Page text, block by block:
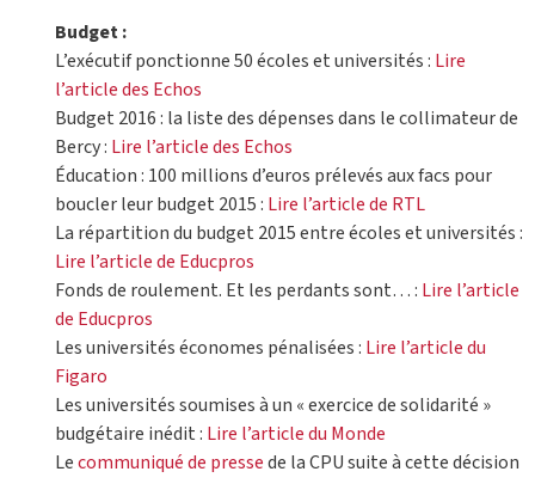
Budget :
L’exécutif ponctionne 50 écoles et universités : Lire
l’article des Echos
Budget 2016 : la liste des dépenses dans le collimateur de
Bercy : Lire l’article des Echos
Éducation : 100 millions d’euros prélevés aux facs pour
boucler leur budget 2015 : Lire l’article de RTL
La répartition du budget 2015 entre écoles et universités :
Lire l’article de Educpros
Fonds de roulement. Et les perdants sont… : Lire l’article
de Educpros
Les universités économes pénalisées : Lire l’article du
Figaro
Les universités soumises à un « exercice de solidarité »
budgétaire inédit : Lire l’article du Monde
Lecommuniqué de pressede la CPU suite à cette décision